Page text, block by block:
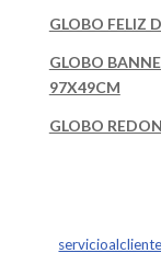
GLOBO FELIZ
GLOBO
97X49CM
GLOBO